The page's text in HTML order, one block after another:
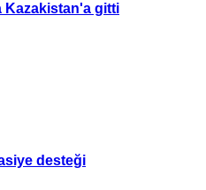
Kazakistan'a gitti
desteği